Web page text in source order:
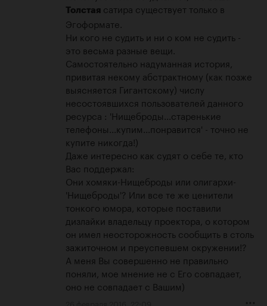
Толстая сатира существует только в
Эгоформате.
Ни кого не судить и ни о ком не судить -
это весьма разные вещи.
Самостоятельно надуманная история,
привитая некому абстрактному (как позже
выясняется Гигантскому) числу
несостоявшихся пользователей данного
ресурса : 'Нищеброды...старенькие
телефоны...купим...понравится' - точно не
купите никогда!)
Даже интересно как судят о себе те, кто
Вас поддержал:
Они хомяки-Нищеброды или олигархи-
'Нищеброды'? Или все те же ценители
тонкого юмора, которые поставили
дизлайки владельцу проектора, о котором
он имел неосторожность сообщить в столь
зажиточном и преуспевшем окружении!?
А меня Вы совершенно не правильно
поняли, мое мнение не с Его совпадает,
оно не совпадает с Вашим)